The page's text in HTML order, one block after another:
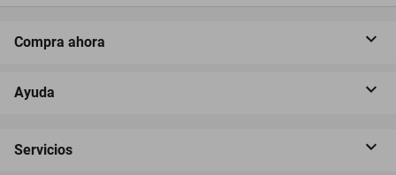
Compra ahora
Ayuda
Servicios